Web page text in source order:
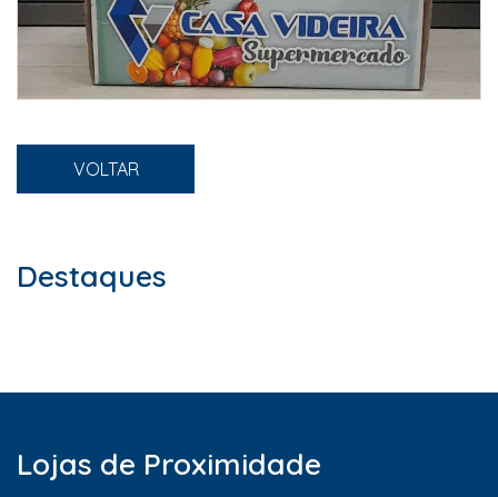
VOLTAR
Destaques
Lojas de Proximidade